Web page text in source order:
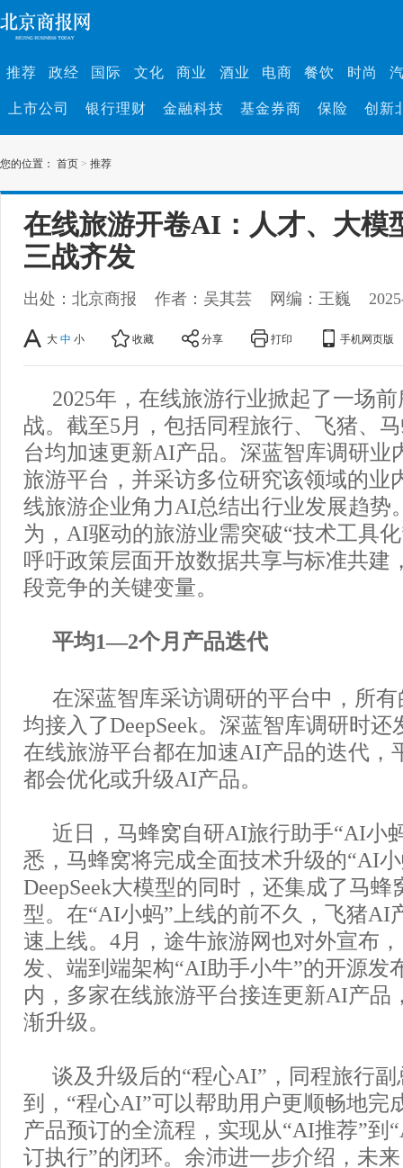
推荐 政经 国际 文化 商业 酒业 电商 餐饮 时尚
上市公司 银行理财 金融科技 基金券商 保险 创新
您的位置： 首页 > 推荐
在线旅游开卷AI：人才、大模
三战齐发
出处：北京商报 作者：吴其芸 网编：王巍
大 中 小 收藏 分享 打印 手机网页版
2025年，在线旅游行业掀起了一场
战。截至5月，包括同程旅行、飞猪、
台均加速更新AI产品。深蓝智库调研业
旅游平台，并采访多位研究该领域的业
线旅游企业角力AI总结出行业发展趋势
为，AI驱动的旅游业需突破“技术工具
呼吁政策层面开放数据共享与标准共建
段竞争的关键变量。
平均1—2个月产品迭代
在深蓝智库采访调研的平台中，所
均接入了DeepSeek。深蓝智库调研时还
在线旅游平台都在加速AI产品的迭代，
都会优化或升级AI产品。
近日，马蜂窝自研AI旅行助手“AI小
悉，马蜂窝将完成全面技术升级的“AI
DeepSeek大模型的同时，还集成了马蜂
型。在“AI小蚂”上线的前不久，飞猪AI
速上线。4月，途牛旅游网也对外宣布
发、端到端架构“AI助手小牛”的开源发
内，多家在线旅游平台接连更新AI产品
渐升级。
谈及升级后的“程心AI”，同程旅行
到，“程心AI”可以帮助用户更顺畅地完
产品预订的全流程，实现从“AI推荐”到
订执行”的闭环。余沛进一步介绍，未